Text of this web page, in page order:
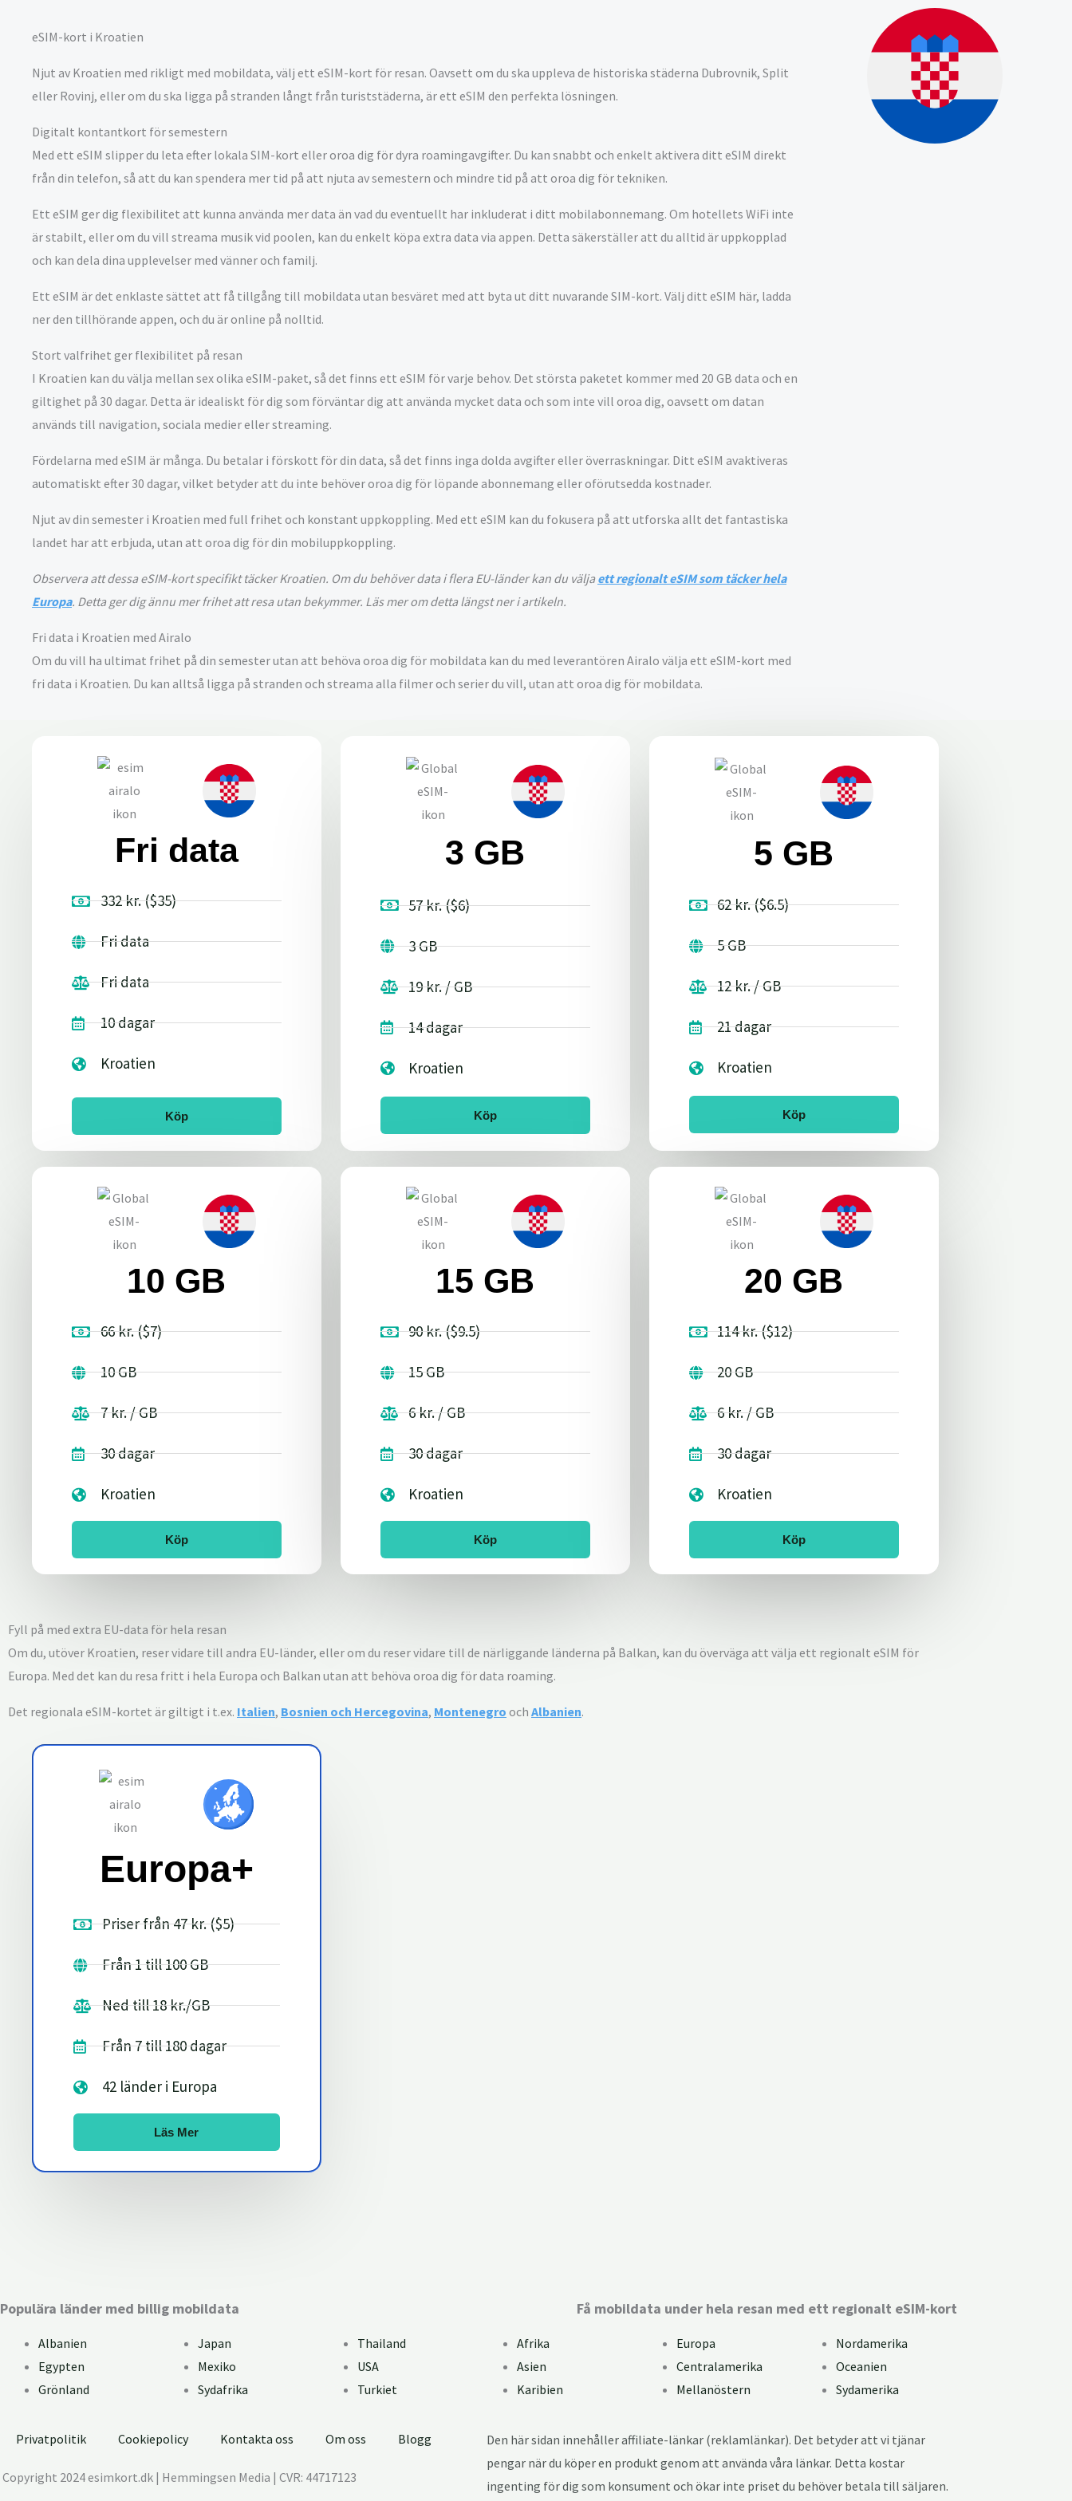
eSIM-kort i Kroatien
Njut av Kroatien med rikligt med mobildata, välj ett eSIM-kort för resan. Oavsett om du ska uppleva de historiska städerna Dubrovnik, Split
eller Rovinj, eller om du ska ligga på stranden långt från turiststäderna, är ett eSIM den perfekta lösningen.
Digitalt kontantkort för semestern
Med ett eSIM slipper du leta efter lokala SIM-kort eller oroa dig för dyra roamingavgifter. Du kan snabbt och enkelt aktivera ditt eSIM direkt
från din telefon, så att du kan spendera mer tid på att njuta av semestern och mindre tid på att oroa dig för tekniken.
Ett eSIM ger dig flexibilitet att kunna använda mer data än vad du eventuellt har inkluderat i ditt mobilabonnemang. Om hotellets WiFi inte
är stabilt, eller om du vill streama musik vid poolen, kan du enkelt köpa extra data via appen. Detta säkerställer att du alltid är uppkopplad
och kan dela dina upplevelser med vänner och familj.
Ett eSIM är det enklaste sättet att få tillgång till mobildata utan besväret med att byta ut ditt nuvarande SIM-kort. Välj ditt eSIM här, ladda
ner den tillhörande appen, och du är online på nolltid.
Stort valfrihet ger flexibilitet på resan
I Kroatien kan du välja mellan sex olika eSIM-paket, så det finns ett eSIM för varje behov. Det största paketet kommer med 20 GB data och en
giltighet på 30 dagar. Detta är idealiskt för dig som förväntar dig att använda mycket data och som inte vill oroa dig, oavsett om datan
används till navigation, sociala medier eller streaming.
Fördelarna med eSIM är många. Du betalar i förskott för din data, så det finns inga dolda avgifter eller överraskningar. Ditt eSIM avaktiveras
automatiskt efter 30 dagar, vilket betyder att du inte behöver oroa dig för löpande abonnemang eller oförutsedda kostnader.
Njut av din semester i Kroatien med full frihet och konstant uppkoppling. Med ett eSIM kan du fokusera på att utforska allt det fantastiska
landet har att erbjuda, utan att oroa dig för din mobiluppkoppling.
Observera att dessa eSIM-kort specifikt täcker Kroatien. Om du behöver data i flera EU-länder kan du väljaett regionalt eSIM som täcker hela
Europa. Detta ger dig ännu mer frihet att resa utan bekymmer. Läs mer om detta längst ner i artikeln.
Fri data i Kroatien med Airalo
Om du vill ha ultimat frihet på din semester utan att behöva oroa dig för mobildata kan du med leverantören Airalo välja ett eSIM-kort med
fri data i Kroatien. Du kan alltså ligga på stranden och streama alla filmer och serier du vill, utan att oroa dig för mobildata.
Fri data
332 kr. ($35)
Fri data
Fri data
10 dagar
Kroatien
Köp
3 GB
57 kr. ($6)
3 GB
19 kr. / GB
14 dagar
Kroatien
Köp
5 GB
62 kr. ($6.5)
5 GB
12 kr. / GB
21 dagar
Kroatien
Köp
10 GB
66 kr. ($7)
10 GB
7 kr. / GB
30 dagar
Kroatien
Köp
15 GB
90 kr. ($9.5)
15 GB
6 kr. / GB
30 dagar
Kroatien
Köp
20 GB
114 kr. ($12)
20 GB
6 kr. / GB
30 dagar
Kroatien
Köp
Fyll på med extra EU-data för hela resan
Om du, utöver Kroatien, reser vidare till andra EU-länder, eller om du reser vidare till de närliggande länderna på Balkan, kan du överväga att välja ett regionalt eSIM för
Europa. Med det kan du resa fritt i hela Europa och Balkan utan att behöva oroa dig för data roaming.
Det regionala eSIM-kortet är giltigt i t.ex. Italien, Bosnien och Hercegovina, Montenegro och Albanien.
Europa+
Priser från 47 kr. ($5)
Från 1 till 100 GB
Ned till 18 kr./GB
Från 7 till 180 dagar
42 länder i Europa
Läs Mer
Populära länder med billig mobildata
Albanien
Egypten
Grönland
Japan
Mexiko
Sydafrika
Thailand
USA
Turkiet
Få mobildata under hela resan med ett regionalt eSIM-kort
Afrika
Asien
Karibien
Europa
Centralamerika
Mellanöstern
Nordamerika
Oceanien
Sydamerika
Privatpolitik Cookiepolicy Kontakta oss Om oss Blogg
Copyright 2024 esimkort.dk | Hemmingsen Media | CVR: 44717123
Den här sidan innehåller affiliate-länkar (reklamlänkar). Det betyder att vi tjänar
pengar när du köper en produkt genom att använda våra länkar. Detta kostar
ingenting för dig som konsument och ökar inte priset du behöver betala till säljaren.